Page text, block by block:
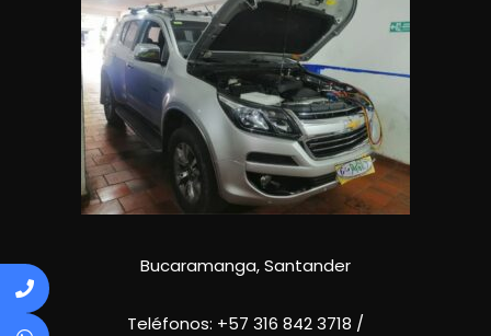
Bucaramanga, Santander
Teléfonos: +57 316 842 3718 /